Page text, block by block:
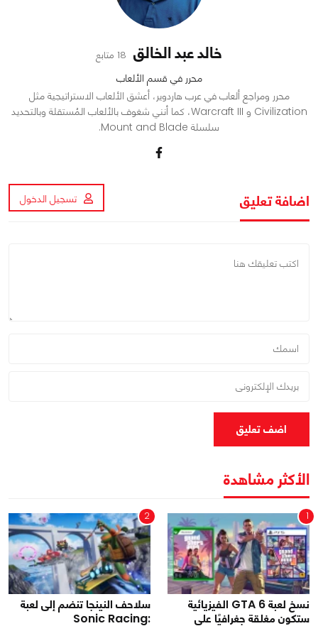
خالد عبد الخالق 18 متابع
محرر في قسم الألعاب
محرر ومراجع ألعاب في عرب هاردوير، أعشق الألعاب الاستراتيجية مثل
Civilization و Warcraft III، كما أنني شغوف بالألعاب المُستقلة وبالتحديد
سلسلة Mount and Blade.
اضافة تعليق تسجيل الدخول
اضف تعليق
الأكثر مشاهدة
1
نسخ لعبة GTA 6 الفيزيائية
ستكون مغلقة جغرافيًا على
2
سلاحف النينجا تنضم إلى لعبة
Sonic Racing: